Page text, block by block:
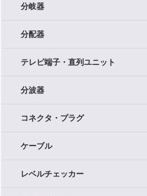
分岐器
分配器
テレビ端子・直列ユニット
分波器
コネクタ・プラグ
ケーブル
レベルチェッカー